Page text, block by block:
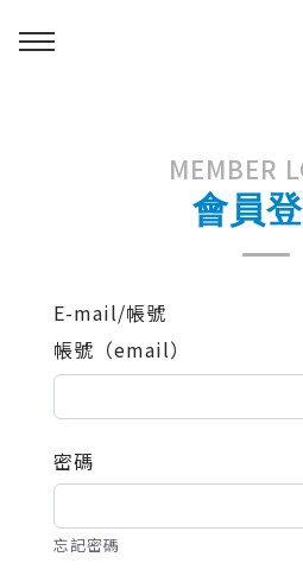
MEMBER
會員
E-mail/帳號
帳號（email）
密碼
忘記密碼